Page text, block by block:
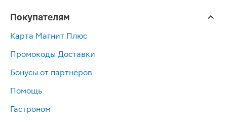
Покупателям
Карта Магнит Плюс
Промокоды Доставки
Бонусы от партнёров
Помощь
Гастроном